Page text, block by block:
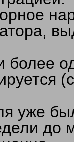
более
уже
до